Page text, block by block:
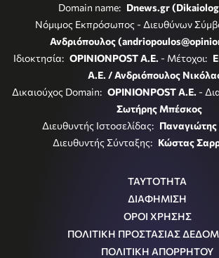
Domain name: Dnews.gr
Νόμιμος Εκπρόσωπος - Διευθύνων
Ανδριόπουλος
Ιδιοκτησία: OPINIONPOST A.E. - Μέτοχοι:
Α.Ε. / Ανδριόπουλος
Δικαιούχος Domain: OPINIONPOST A.E. -
Σωτήρης Μπέσκος
Διευθυντής Ιστοσελίδας: Παναγιώτης
Διευθυντής Σύνταξης: Κώστας
ΤΑΥΤΟΤΗΤΑ
ΔΙΑΦΗΜΙΣΗ
ΟΡΟΙ ΧΡΗΣΗΣ
ΠΟΛΙΤΙΚΗ ΠΡΟΣΤΑΣΙΑΣ
ΠΟΛΙΤΙΚΗ ΑΠΟΡΡΗΤΟΥ